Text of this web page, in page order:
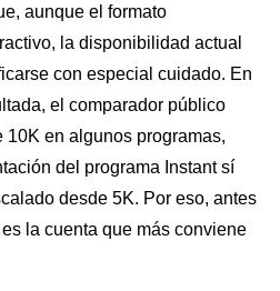
aunque el formato
la disponibilidad actual
con especial cuidado. En
el comparador público
10K en algunos programas,
del programa Instant sí
desde 5K. Por eso, antes
la cuenta que más conviene